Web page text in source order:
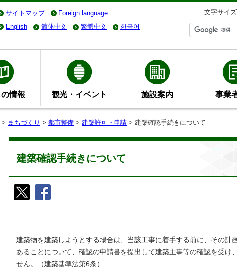
サイトマップ Foreign language 文字サイズ
English
简体中文 繁體中文 한국어
の情報 観光・イベント 施設案内 事業
> まちづくり > 都市整備 > 建築許可・申請 > 建築確認手続きについて
建築確認手続きについて
建築物を建築しようとする場合は、当該工事に着手する前に、その計
あることについて、確認の申請書を提出して建築主事等の確認を受け
せん。（建築基準法第6条）